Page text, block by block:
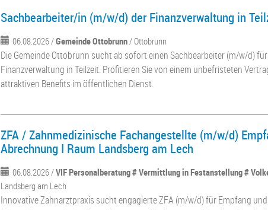
Sachbearbeiter/in (m/w/d) der Finanzverwaltung in
06.08.2026 /Gemeinde Ottobrunn/ Ottobrunn
Die Gemeinde Ottobrunn sucht ab sofort einen Sachbearbeiter (m/w/d)
Finanzverwaltung in Teilzeit. Profitieren Sie von einem unbefristeten
attraktiven Benefits im öffentlichen Dienst.
ZFA / Zahnmedizinische Fachangestellte (m/w/d)
Abrechnung I Raum Landsberg am Lech
06.08.2026 /VIF Personalberatung # Vermittlung in Festanstellung #
Landsberg am Lech
Innovative Zahnarztpraxis sucht engagierte ZFA (m/w/d) für Empfang